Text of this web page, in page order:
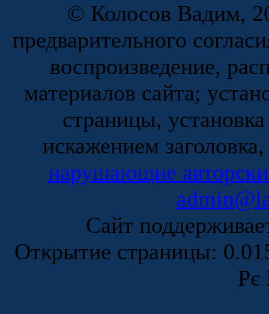
© Колосов Вадим,
предварительного
воспроизведение,
материалов сайта;
страницы,
искажением
нарушающие
Сайт
Открытие страницы:
Рє